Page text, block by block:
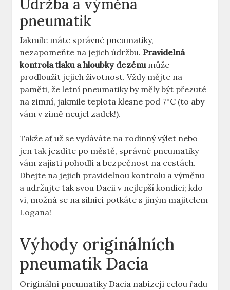
Údržba a výměna
pneumatik
Jakmile máte správné pneumatiky,
nezapomeňte na jejich údržbu.Pravidelná
kontrola tlaku a hloubky dezénumůže
prodloužit jejich životnost. Vždy mějte na
paměti, že letní pneumatiky by měly být přezuté
na zimní, jakmile teplota klesne pod 7°C (to aby
vám v zimě neujel zadek!).
Takže ať už se vydáváte na rodinný výlet nebo
jen tak jezdíte po městě, správné pneumatiky
vám zajistí pohodlí a bezpečnost na cestách.
Dbejte na jejich pravidelnou kontrolu a výměnu
a udržujte tak svou Dacii v nejlepší kondici; kdo
ví, možná se na silnici potkáte s jiným majitelem
Logana!
Výhody originálních
pneumatik Dacia
Originální pneumatiky Dacia nabízejí celou řadu